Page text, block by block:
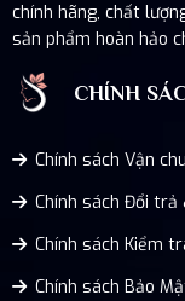
chính hãng, chất
sản phẩm hoàn hảo
CHÍNH
Chính sách Vận
Chính sách Đổi trả
Chính sách Kiểm
Chính sách Bảo